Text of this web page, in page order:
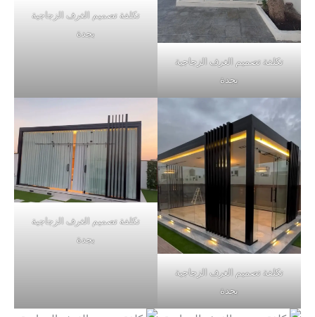
تكلفة تصميم الغرف الزجاجية
بجدة
تكلفة تصميم الغرف الزجاجية
بجدة
تكلفة تصميم الغرف الزجاجية
بجدة
تكلفة تصميم الغرف الزجاجية
بجدة